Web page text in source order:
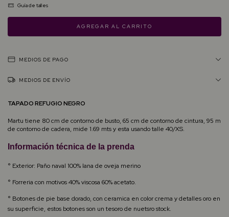
Guía de talles
MEDIOS DE PAGO
MEDIOS DE ENVÍO
TAPADO REFUGIO NEGRO
Martu tiene 80 cm de contorno de busto, 65 cm de contorno de cintura, 95 m
de contorno de cadera, mide 1.69 mts y esta usando talle 40/XS.
Información técnica de la prenda
° Exterior: Paño naval 100% lana de oveja merino
° Forreria con motivos40% viscosa 60% acetato.
° Botones de pie base dorado, con ceramica en color crema y detalles oro en
su superficie, estos botones son un tesoro de nuetsro stock.